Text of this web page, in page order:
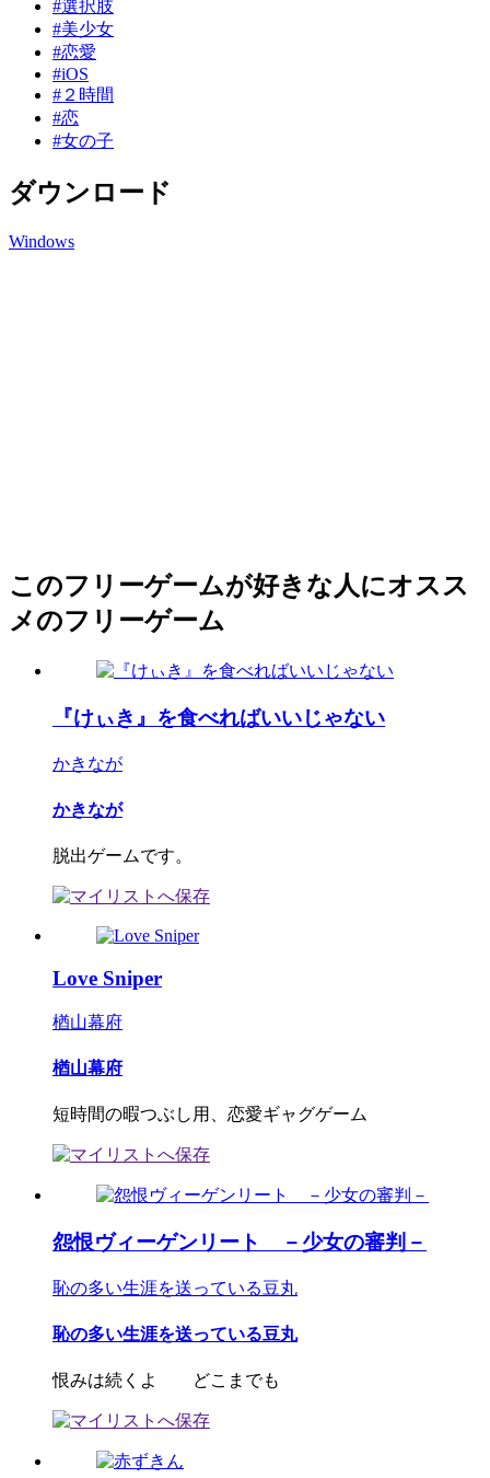
#選択肢
#美少女
#恋愛
#iOS
#２時間
#恋
#女の子
ダウンロード
Windows
このフリーゲームが好きな人にオスス
メのフリーゲーム
『けぃき』を食べればいいじゃない
かきなが
かきなが
脱出ゲームです。
Love Sniper
楢山幕府
楢山幕府
短時間の暇つぶし用、恋愛ギャグゲーム
怨恨ヴィーゲンリート －少女の審判－
恥の多い生涯を送っている豆丸
恥の多い生涯を送っている豆丸
恨みは続くよ どこまでも